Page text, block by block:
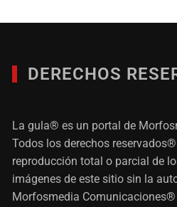
DERECHOS
La gula® es un portal de
Todos los derechos
reproducción total o parcial de
imágenes de este sitio sin la
Morfosmedia Comunicaciones®